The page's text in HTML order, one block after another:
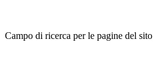
Campo di ricerca per le pagine del sito